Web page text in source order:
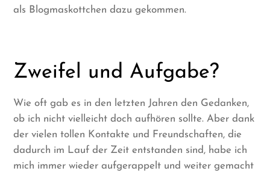
als Blogmaskottchen dazu gekommen.
Zweifel und Aufgabe?
Wie oft gab es in den letzten Jahren den Gedanken,
ob ich nicht vielleicht doch aufhören sollte. Aber dank
der vielen tollen Kontakte und Freundschaften, die
dadurch im Lauf der Zeit entstanden sind, habe ich
mich immer wieder aufgerappelt und weiter gemacht